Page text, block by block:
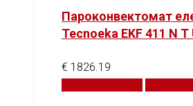
Пароконвектомат
Tecnoeka EKF 411 N T
€ 1826.19